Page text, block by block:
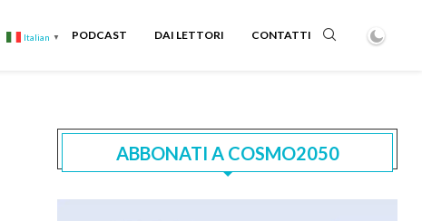
Italian ▼ PODCAST DAI LETTORI CONTATTI
ABBONATI A COSMO2050